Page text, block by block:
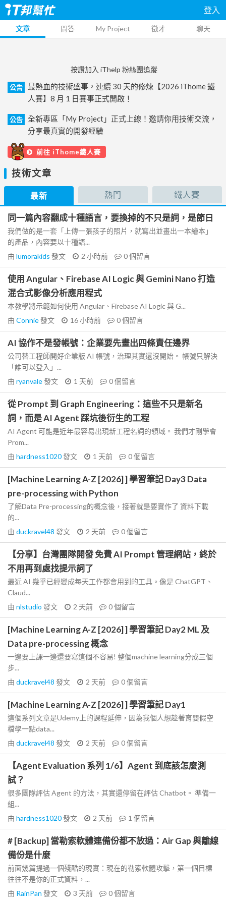
登入
文章 問答 My Project 徵才 聊天
按讚加入 iThelp 粉絲團追蹤
公告
最熱血的技術盛事，連續 30 天的修煉【2026 iThome 鐵
人賽】8 月 1 日賽事正式開啟！
公告
全新專區「My Project」正式上線！邀請你用技術交流，
分享最真實的開發經驗
前往 iThome鐵人賽
技術文章
最新 熱門 鐵人賽
同一篇內容翻成十種語言，要換掉的不只是詞，是節日
我們做的是一套「上傳一張孩子的照片，就寫出並畫出一本繪本」
的產品，內容要以十種語...
由 lumorakids 發文 2 小時前 0個留言
使用 Angular、Firebase AI Logic 與 Gemini Nano 打造
混合式影像分析應用程式
本教學將示範如何使用 Angular、Firebase AI Logic 與 G...
由 Connie發文 16 小時前 0個留言
AI 協作不是發帳號：企業要先畫出四條責任邊界
公司替工程師開好企業版 AI 帳號，治理其實還沒開始。 帳號只解決
「誰可以登入」...
由 ryanvale發文 1 天前 0個留言
從 Prompt 到 Graph Engineering：這些不只是新名
詞，而是 AI Agent 踩坑後衍生的工程
AI Agent 可能是近年最容易出現新工程名詞的領域。 我們才剛學會
Prom...
由 hardness1020發文 1 天前 0個留言
[Machine Learning A-Z [2026] ] 學習筆記 Day3 Data
pre-processing with Python
了解Data Pre-processing的概念後，接著就是要實作了 資料下載
的...
由 duckravel48 發文 2 天前 0個留言
【分享】台灣團隊開發 免費 AI Prompt 管理網站，終於
不用再到處找提示詞了
最近 AI 幾乎已經變成每天工作都會用到的工具。像是 ChatGPT、
Claud...
由 nlstudio 發文 2 天前 0個留言
[Machine Learning A-Z [2026] ] 學習筆記 Day2 ML 及
Data pre-processing 概念
一邊要上課一邊還要寫這個不容易! 整個machine learning分成三個
步...
由 duckravel48 發文 2 天前 0個留言
[Machine Learning A-Z [2026] ] 學習筆記 Day1
這個系列文章是Udemy上的課程延伸，因為我個人想趁著育嬰假空
檔學一點data...
由 duckravel48 發文 2 天前 0個留言
【Agent Evaluation 系列 1/6】Agent 到底該怎麼測
試？
很多團隊評估 Agent 的方法，其實還停留在評估 Chatbot。 準備一
組...
由 hardness1020發文 2 天前 1 個留言
# [Backup] 當勒索軟體連備份都不放過：Air Gap 與離線
備份是什麼
前面幾篇提過一個殘酷的現實：現在的勒索軟體攻擊，第一個目標
往往不是你的正式資料，...
由 RainPan 發文 3 天前 0個留言